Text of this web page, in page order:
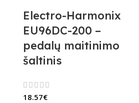
Electro-Harmonix
EU96DC-200 –
pedalų maitinimo
šaltinis
18.57€